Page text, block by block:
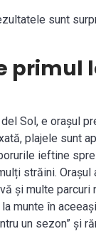
sunt
primul
Sol, e orașul
plajele sunt
ieftine
străini. Orașul
și multe parcuri
munte în
un sezon” și